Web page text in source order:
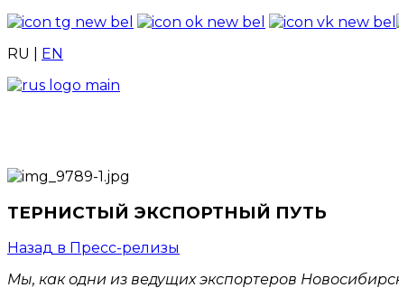
RU EN
ТЕРНИСТЫЙ ЭКСПОРТНЫЙ ПУТЬ
Назад в Пресс-релизы
Мы, как одни из ведущих экспортеров